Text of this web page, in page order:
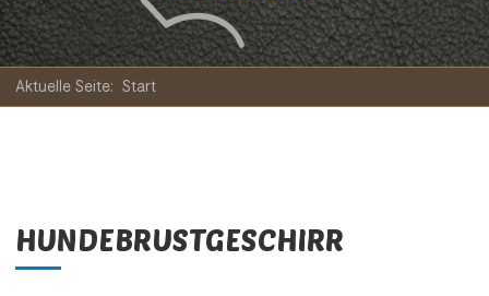
Aktuelle Seite: Start
HUNDEBRUSTGESCHIRR